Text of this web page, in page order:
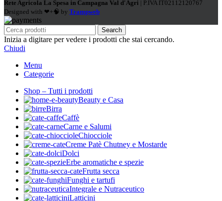
Rete Agricola La Spesa in Campagna Val d'Agri | P.IVA IT02112120767
Designed with ❤+🧠 by Trampweb
Search
Inizia a digitare per vedere i prodotti che stai cercando.
Chiudi
Menu
Categorie
Shop – Tutti i prodotti
Beauty e Casa
Birra
Caffè
Carne e Salumi
Chiocciole
Creme Patè Chutney e Mostarde
Dolci
Erbe aromatiche e spezie
Frutta secca
Funghi e tartufi
Integrale e Nutraceutico
Latticini